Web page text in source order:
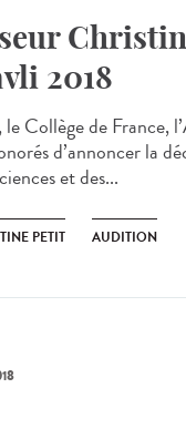
2018
Collège de France,
d’annoncer la
et des...
PETIT AUDITION